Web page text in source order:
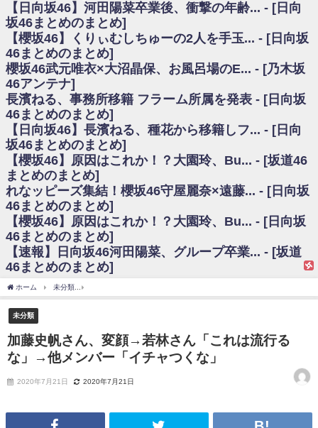
願いバッハ！』ミーグリ日程がこちら
欅坂/日向坂46まとめのまとめ / 【櫻坂46】ミーグリで喧嘩！？山下瞳月、
これはマジギレしてる
乃木坂46アンテナ / 【櫻坂46】ハリソン守屋「ゆーづのせいです」【ラヴ
ィット!】
乃木坂あんてな ～乃木坂46・欅坂46・日向坂46のニュース・情報・話題
をピックアップ / 良い品揃え！櫻坂46 12thシングル『Make or Break』オフィ
シャルグッズ絶賛販売受付中
日向坂46まとめのまとめ / 【日向坂46】この月、何かあるのか！？『お願
いバッハ！』ミーグリ日程がこちら
日向坂46まとめのまとめ / 【元日向坂46】この卒業生、めちゃくちゃテレ
ビで見かけるな
欅坂/日向坂46まとめのまとめ / 【櫻坂46】リアルミーグリであの販売も！
『Make or Break』オフィシャルグッズ解禁
乃木坂46アンテナ / 【櫻坂46】ミーグリで喧嘩！？山下瞳月、これはマジ
ギレしてる
乃木坂あんてな ～乃木坂46・欅坂46・日向坂46のニュース・情報・話題
をピックアップ / れなッピーズ集結！櫻坂46守屋麗奈×遠藤理子、8/6「ラヴィ
ット！」水曜スタジオ出演決定
日向坂46まとめのまとめ / 【日向坂46】富田鈴花、次の事務所が決まって
そう！？
日向坂46まとめのまとめ / 【日向坂46】富田鈴花、次の事務所が決まって
そう！？
ハ！』ミーグリ日程がこちら
乃木坂あんてな ～乃木坂46・欅坂46・日向坂46のニュース・情報・話題
をピックアップ / 日向坂46卒業後初共演！佐々木久美さん、師匠オードリー若
林さんと再会した結果･･･【激レアさんを連れてきた。】
欅坂46/日向坂46まとめのまとめ / 『anan』の表紙の櫻坂46さん、多様性
の時代だと話題に
wwwwwwwwwwww
【日向坂46】河田陽菜卒業後、衝撃の年齢... - [日向
坂46まとめのまとめ]
【櫻坂46】くりぃむしちゅーの2人を手玉... - [日向坂
46まとめのまとめ]
櫻坂46武元唯衣×大沼晶保、お風呂場のE... - [乃木坂
46アンテナ]
長濱ねる、事務所移籍 フラーム所属を発表 - [日向坂
46まとめのまとめ]
【日向坂46】長濱ねる、種花から移籍しフ... - [日向
坂46まとめのまとめ]
【櫻坂46】原因はこれか！？大園玲、Bu... - [坂道46
まとめのまとめ]
れなッピーズ集結！櫻坂46守屋麗奈×遠藤... - [日向坂
46まとめのまとめ]
【櫻坂46】原因はこれか！？大園玲、Bu... - [日向坂
46まとめのまとめ]
【速報】日向坂46河田陽菜、グループ卒業... - [坂道
46まとめのまとめ]
ホーム 未分類
未分類
加藤史帆さん、変顔→若林さん「これは流行る
な」→他メンバー「イチャつくな」
2020年7月21日 2020年7月21日